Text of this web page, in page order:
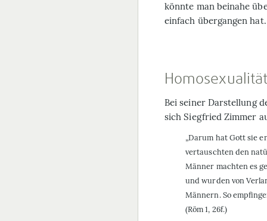
könnte man beinahe
einfach übergangen hat.
Bei seiner Darstellung
sich Siegfried Zimmer
„Darum hat Gott sie
vertauschten den
Männer machten es
und wurden von
Männern. So
(Röm 1, 26f.)